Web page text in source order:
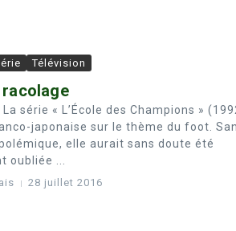
Télévision
racolage
La série « L’École des Champions »
japonaise sur le thème du foot.
elle aurait sans doute été
oubliée ...
28 juillet 2016